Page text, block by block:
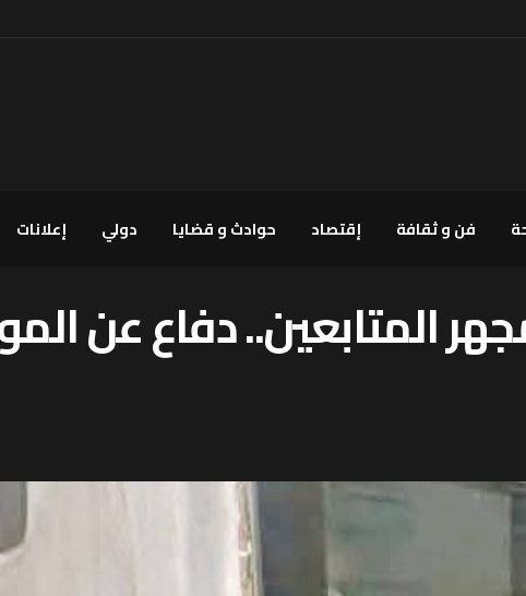
فن و ثقافة إقتصاد حوادث و قضايا دولي إعلانات
المتابعين.. دفاع عن